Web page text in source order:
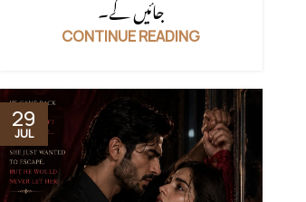
جائیں گے۔
CONTINUE READING
29
JUL